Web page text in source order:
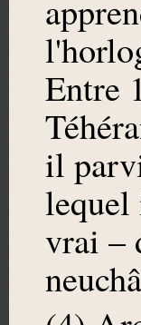
Entre
il
lequel
vrai –